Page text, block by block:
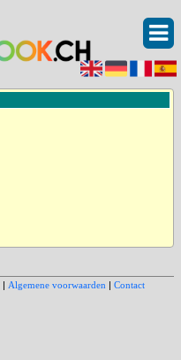
| Algemene voorwaarden | Contact